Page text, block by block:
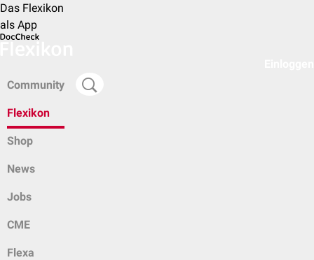
Das Flexikon
als App
Community
Flexikon
Shop
News
Jobs
CME
Flexa